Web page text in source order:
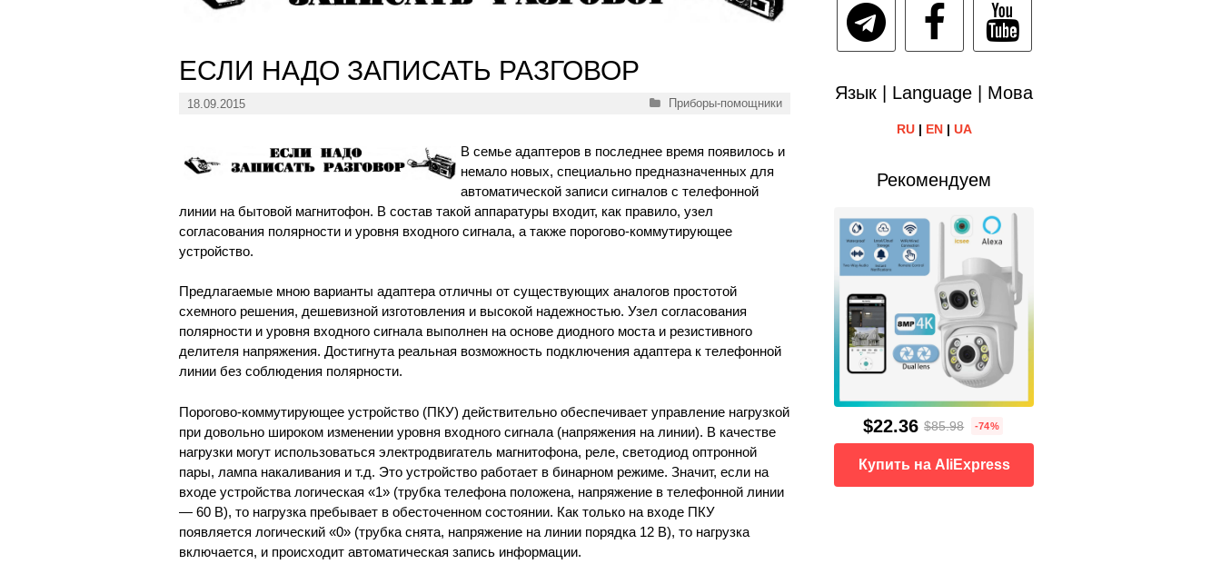
ЕСЛИ НАДО ЗАПИСАТЬ РАЗГОВОР
18.09.2015 Рубрики
Приборы-помощники
В семье адаптеров в последнее время появилось и
немало новых, специально предназначенных для
автоматической записи сигналов с телефонной
линии на бытовой магнитофон. В состав такой аппаратуры входит, как правило, узел
согласования полярности и уровня входного сигнала, а также порогово-коммутирующее
устройство.
Предлагаемые мною варианты адаптера отличны от существующих аналогов простотой
схемного решения, дешевизной изготовления и высокой надежностью. Узел согласования
полярности и уровня входного сигнала выполнен на основе диодного моста и резистивного
делителя напряжения. Достигнута реальная возможность подключения адаптера к телефонной
линии без соблюдения полярности.
Порогово-коммутирующее устройство (ПКУ) действительно обеспечивает управление нагрузкой
при довольно широком изменении уровня входного сигнала (напряжения на линии). В качестве
нагрузки могут использоваться электродвигатель магнитофона, реле, светодиод оптронной
пары, лампа накаливания и т.д. Это устройство работает в бинарном режиме. Значит, если на
входе устройства логическая «1» (трубка телефона положена, напряжение в телефонной линии
— 60 В), то нагрузка пребывает в обесточенном состоянии. Как только на входе ПКУ
появляется логический «0» (трубка снята, напряжение на линии порядка 12 В), то нагрузка
включается, и происходит автоматическая запись информации.
Язык | Language | Мова
RU| EN| UA
Рекомендуем
$22.36 $85.98 -74%
Купить на AliExpress